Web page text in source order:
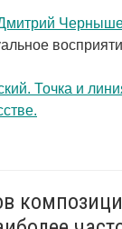
Точка и